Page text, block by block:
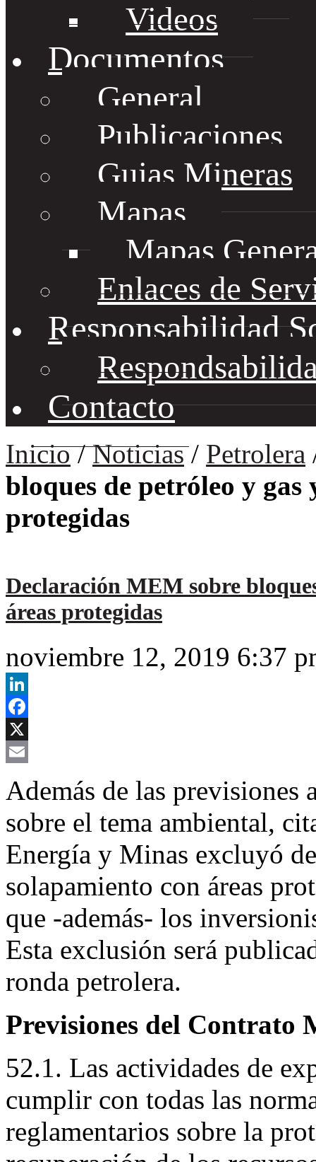
Videos
Documentos
General
Publicaciones
Guias Mineras
Mapas
Mapas
Enlaces de
Responsabilidad
Contacto
Inicio/Noticias/ Petrolera
bloques de petróleo y gas
protegidas
Declaración MEM sobre
áreas protegidas
noviembre 12, 2019 6:37
LinkedIn
Facebook
X
Además de las previsiones
sobre el tema ambiental,
Energía y Minas excluyó
solapamiento con áreas
que -además- los
Esta exclusión será
ronda petrolera.
Previsiones del Contrato
52.1. Las actividades de
cumplir con todas las
reglamentarios sobre la